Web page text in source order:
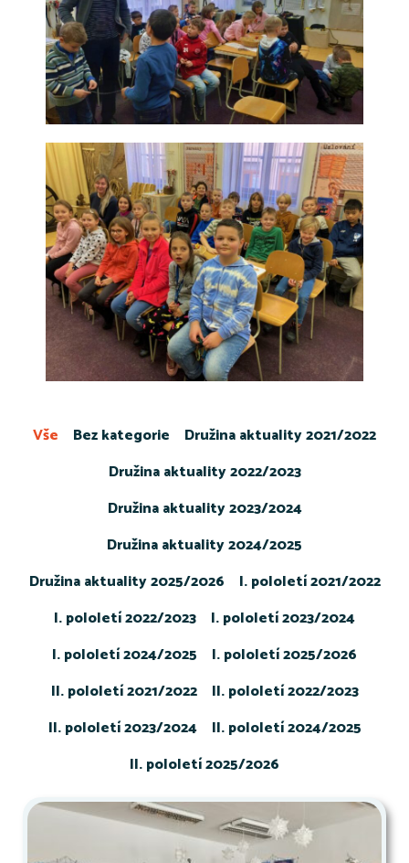
Bez kategorie
Družina aktuality 2021/2022
Družina aktuality 2022/2023
Družina aktuality 2023/2024
Družina aktuality 2024/2025
Družina aktuality 2025/2026
I. pololetí 2021/2022
I. pololetí 2022/2023
I. pololetí 2023/2024
I. pololetí 2024/2025
I. pololetí 2025/2026
II. pololetí 2021/2022
II. pololetí 2022/2023
II. pololetí 2023/2024
II. pololetí 2024/2025
II. pololetí 2025/2026
Vše